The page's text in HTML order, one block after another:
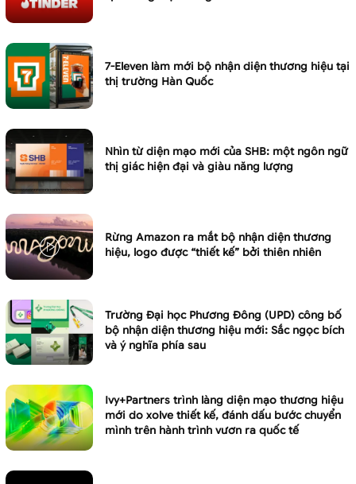
7-Eleven làm mới bộ nhận diện thương hiệu tại
thị trường Hàn Quốc
Nhìn từ diện mạo mới của SHB: một ngôn ngữ
thị giác hiện đại và giàu năng lượng
Rừng Amazon ra mắt bộ nhận diện thương
hiệu, logo được “thiết kế” bởi thiên nhiên
Trường Đại học Phương Đông (UPD) công bố
bộ nhận diện thương hiệu mới: Sắc ngọc bích
và ý nghĩa phía sau
Ivy+Partners trình làng diện mạo thương hiệu
mới do xolve thiết kế, đánh dấu bước chuyển
mình trên hành trình vươn ra quốc tế